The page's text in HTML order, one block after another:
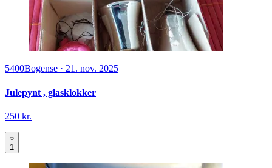
5400Bogense · 21. nov. 2025
Julepynt , glasklokker
250 kr.
1